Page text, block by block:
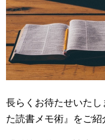
長らくお待たせいた
た読書メモ術』をご紹